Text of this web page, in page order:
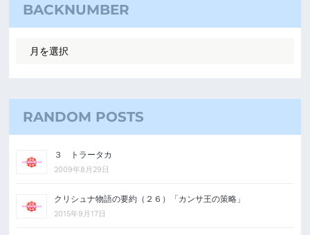
BACKNUMBER
RANDOM POSTS
３ トラータカ
2009年8月29日
クリシュナ物語の要約（２６）「カンサ王の策略」
2015年9月17日